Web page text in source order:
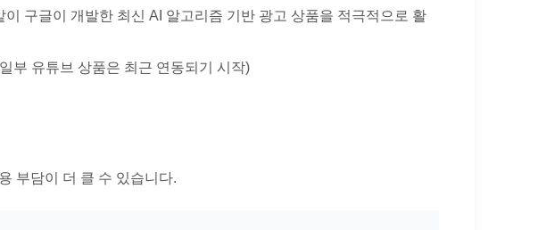
구글이 개발한 최신 AI 알고리즘 기반 광고 상품을 적극적으로 활
부 유튜브 상품은 최근 연동되기 시작)
부담이 더 클 수 있습니다.